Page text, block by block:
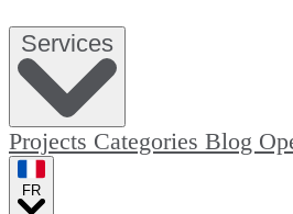
Services
Projects Categories Blog
FR